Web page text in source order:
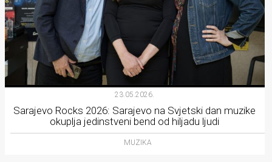
23.05.2026.
Sarajevo Rocks 2026: Sarajevo na Svjetski dan muzike
okuplja jedinstveni bend od hiljadu ljudi
MUZIKA